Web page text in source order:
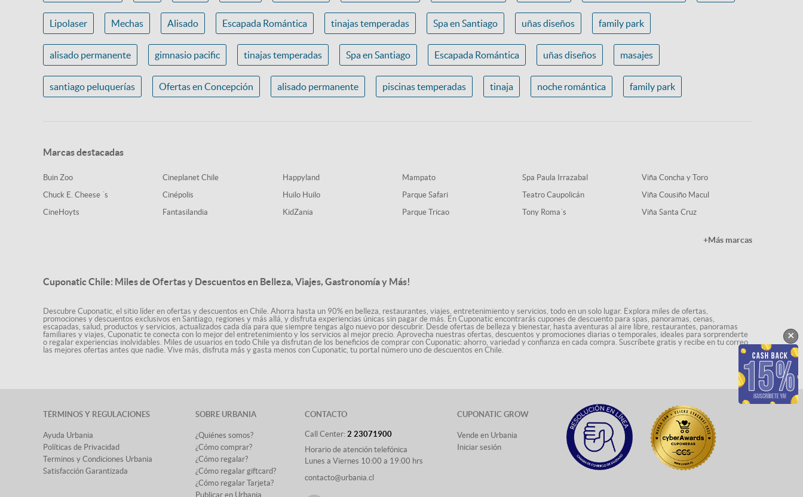
Lipolaser Mechas Alisado Escapada Romántica tinajas temperadas Spa en Santiago uñas diseños family park
alisado permanente gimnasio pacific tinajas temperadas Spa en Santiago Escapada Romántica uñas diseños masajes
santiago peluquerías Ofertas en Concepción alisado permanente piscinas temperadas tinaja noche romántica family park
Marcas destacadas
Buin Zoo
Chuck E. Cheese ´s
CineHoyts
Cineplanet Chile
Cinépolis
Fantasilandia
Happyland
Huilo Huilo
KidZania
Mampato
Parque Safari
Parque Tricao
Spa Paula Irrazabal
Teatro Caupolicán
Tony Roma´s
Viña Concha y Toro
Viña Cousiño Macul
Viña Santa Cruz
+Más marcas
Cuponatic Chile: Miles de Ofertas y Descuentos en Belleza, Viajes, Gastronomía y Más!
Descubre Cuponatic, el sitio líder en ofertas y descuentos en Chile. Ahorra hasta un 90% en belleza, restaurantes, viajes, entretenimiento y servicios, todo en un solo lugar. Explora miles de ofertas,
promociones y descuentos exclusivos en Santiago, regiones y más allá, y disfruta experiencias únicas sin pagar de más. En Cuponatic encontrarás cupones de descuento para spas, panoramas, cenas,
escapadas, salud, productos y servicios, actualizados cada día para que siempre tengas algo nuevo por descubrir. Desde ofertas de belleza y bienestar, hasta aventuras al aire libre, restaurantes, panoramas
familiares y viajes, Cuponatic te conecta con lo mejor del entretenimiento y los servicios al mejor precio. Aprovecha nuestras ofertas, descuentos y promociones diarias o temporales, ideales para sorprenderte
o regalar experiencias inolvidables. Miles de usuarios en todo Chile ya disfrutan de los beneficios de comprar con Cuponatic: ahorro, variedad y confianza en cada compra. Suscríbete gratis y recibe en tu correo
las mejores ofertas antes que nadie. Vive más, disfruta más y gasta menos con Cuponatic, tu portal número uno de descuentos en Chile.
TÉRMINOS Y REGULACIONES
Ayuda Urbania
Políticas de Privacidad
Terminos y Condiciones Urbania
Satisfacción Garantizada
SOBRE URBANIA
¿Quiénes somos?
¿Cómo comprar?
¿Cómo regalar?
¿Cómo regalar giftcard?
¿Cómo regalar Tarjeta?
Publicar en Urbania
CONTACTO
Call Center: 2 23071900
Horario de atención telefónica
Lunes a Viernes 10:00 a 19:00 hrs
contacto@urbania.cl
CUPONATIC GROW
Vende en Urbania
Iniciar sesión
×